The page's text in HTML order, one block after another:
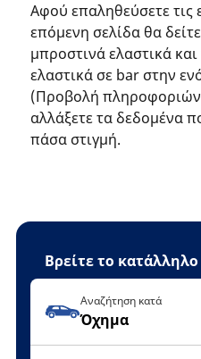
Αφού επαληθεύσετε τις
επόμενη σελίδα θα
μπροστινά ελαστικά
ελαστικά σε bar στην
(Προβολή
αλλάξετε τα δεδομένα
πάσα στιγμή.
Βρείτε το
Αναζήτηση κατά
Όχημα